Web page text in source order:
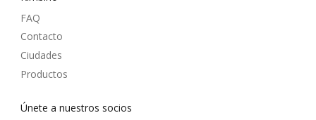
FAQ
Contacto
Ciudades
Productos
Únete a nuestros socios